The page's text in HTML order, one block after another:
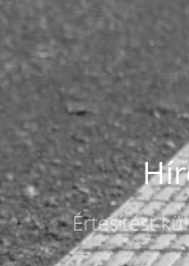
Értesítést